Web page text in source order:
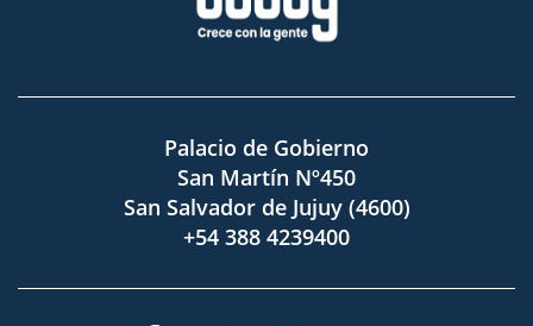
Palacio de Gobierno
San Martín Nº450
San Salvador de Jujuy (4600)
+54 388 4239400